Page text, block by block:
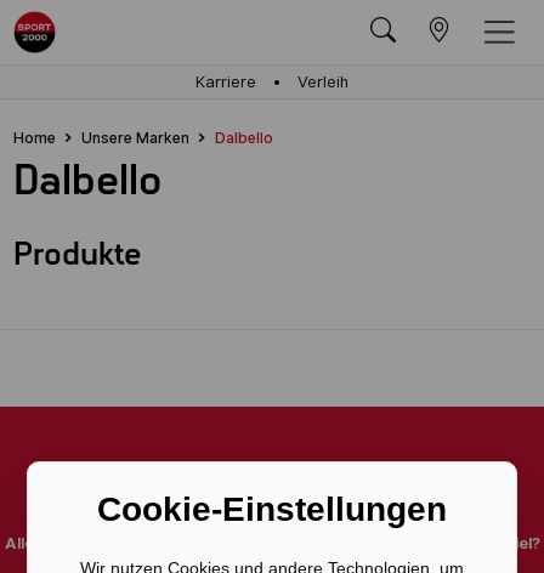
Cookie-Einstellungen
Wir nutzen Cookies und andere Technologien, um
Karriere Verleih
Home Unsere Marken Dalbello
Dalbello
Produkte
Bleib auf dem Laufenden.
Alle sportlichen Trends und Aktionen im Blick zu haben ist dein Ziel?
Dann melde dich jetzt für unseren Newsletter an.